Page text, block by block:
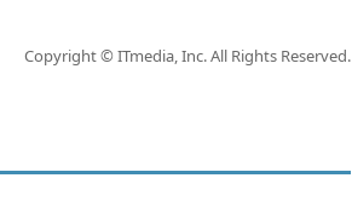
Copyright © ITmedia, Inc. All Rights Reserved.